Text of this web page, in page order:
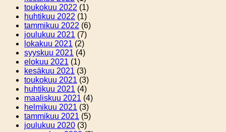
toukokuu 2022 (1)
huhtikuu 2022 (1)
tammikuu 2022 (6)
joulukuu 2021 (7)
lokakuu 2021 (2)
syyskuu 2021 (4)
elokuu 2021 (1)
kesäkuu 2021 (3)
toukokuu 2021 (3)
huhtikuu 2021 (4)
maaliskuu 2021 (4)
helmikuu 2021 (3)
tammikuu 2021 (5)
joulukuu 2020 (3)